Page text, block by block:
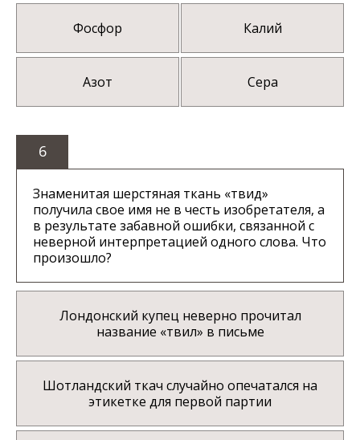
Фосфор Калий
Азот Сера
6
Знаменитая шерстяная ткань «твид»
получила свое имя не в честь изобретателя, а
в результате забавной ошибки, связанной с
неверной интерпретацией одного слова. Что
произошло?
Лондонский купец неверно прочитал
название «твил» в письме
Шотландский ткач случайно опечатался на
этикетке для первой партии